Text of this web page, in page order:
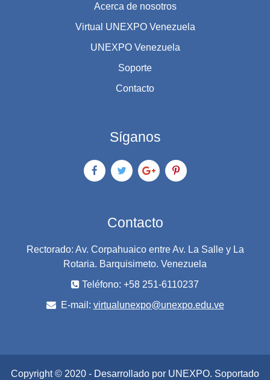
Acerca de nosotros
Virtual UNEXPO Venezuela
UNEXPO Venezuela
Soporte
Contacto
Síganos
Contacto
Rectorado: Av. Corpahuaico entre Av. La Salle y La
Rotaria. Barquisimeto. Venezuela
Teléfono: +58 251-6110237
E-mail: virtualunexpo@unexpo.edu.ve
Copyright © 2020 - Desarrollado por UNEXPO. Soportado